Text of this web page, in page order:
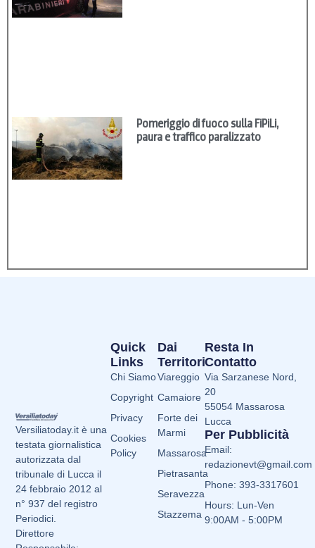
Pomeriggio di fuoco sulla FiPiLi,
paura e traffico paralizzato
Versiliatoday.it è una
testata giornalistica
autorizzata dal
tribunale di Lucca il
24 febbraio 2012 al
n° 937 del registro
Periodici.
Direttore
Dai
Territori
Viareggio
Camaiore
Forte dei
Marmi
Massarosa
Pietrasanta
Seravezza
Stazzema
Quick
Links
Chi Siamo
Copyright
Privacy
Cookies
Policy
Resta In
Contatto
Via Sarzanese Nord,
20
55054 Massarosa
Lucca
Per Pubblicità
Email:
redazionevt@gmail.com
Phone: 393-3317601
Hours: Lun-Ven
9:00AM - 5:00PM